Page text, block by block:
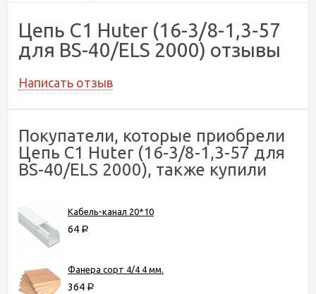
Цепь C1 Huter (16-3/8-1,3-57
для BS-40/ELS 2000) отзывы
Написать отзыв
Покупатели, которые приобрели
Цепь C1 Huter (16-3/8-1,3-57 для
BS-40/ELS 2000), также купили
Кабель-канал 20*10
64 Р
Фанера сорт 4/4 4 мм.
364 Р